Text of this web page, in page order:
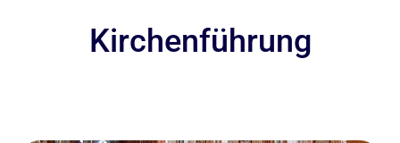
Kirchenführung